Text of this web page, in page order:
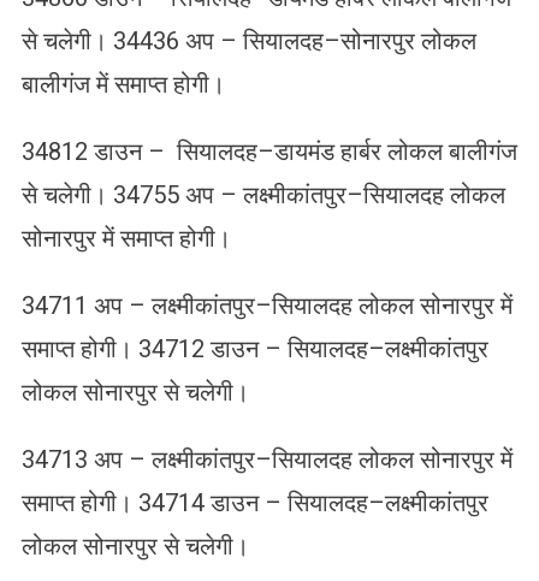
से चलेगी। 34436 अप – सियालदह–सोनारपुर लोकल
बालीगंज में समाप्त होगी।
34812 डाउन – सियालदह–डायमंड हार्बर लोकल बालीगंज
से चलेगी। 34755 अप – लक्ष्मीकांतपुर–सियालदह लोकल
सोनारपुर में समाप्त होगी।
34711 अप – लक्ष्मीकांतपुर–सियालदह लोकल सोनारपुर में
समाप्त होगी। 34712 डाउन – सियालदह–लक्ष्मीकांतपुर
लोकल सोनारपुर से चलेगी।
34713 अप – लक्ष्मीकांतपुर–सियालदह लोकल सोनारपुर में
समाप्त होगी। 34714 डाउन – सियालदह–लक्ष्मीकांतपुर
लोकल सोनारपुर से चलेगी।